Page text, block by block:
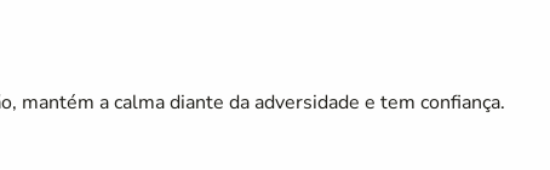
mantém a calma diante da adversidade e tem confiança.